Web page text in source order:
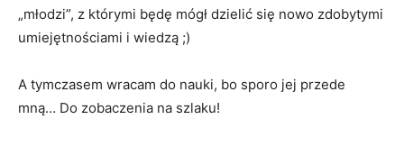
„młodzi”, z którymi będę mógł dzielić się nowo zdobytymi
umiejętnościami i wiedzą ;)
A tymczasem wracam do nauki, bo sporo jej przede
mną… Do zobaczenia na szlaku!